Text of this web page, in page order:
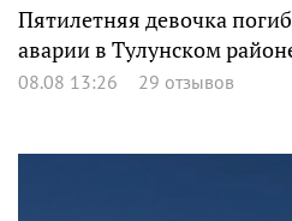
Пятилетняя девочка
аварии в Тулунском
08.08 13:26 29 отзывов